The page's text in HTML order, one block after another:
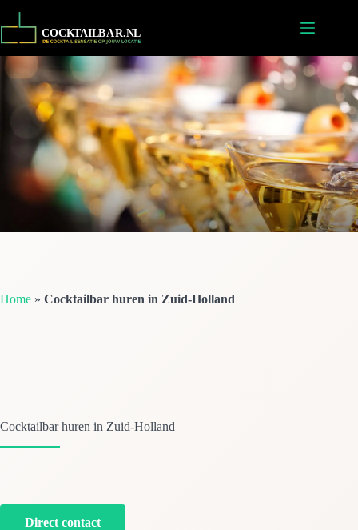
Home » Cocktailbar huren in Zuid-Holland
Cocktailbar huren in Zuid-Holland
Direct contact